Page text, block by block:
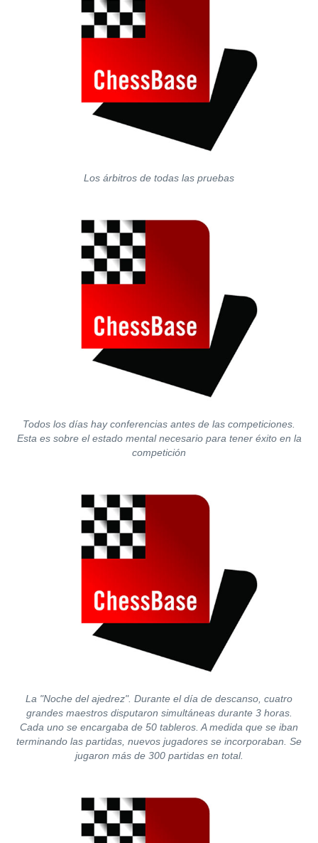
Los árbitros de todas las pruebas
Todos los días hay conferencias antes de las competiciones.
Esta es sobre el estado mental necesario para tener éxito en la
competición
La "Noche del ajedrez". Durante el día de descanso, cuatro
grandes maestros disputaron simultáneas durante 3 horas.
Cada uno se encargaba de 50 tableros. A medida que se iban
terminando las partidas, nuevos jugadores se incorporaban. Se
jugaron más de 300 partidas en total.